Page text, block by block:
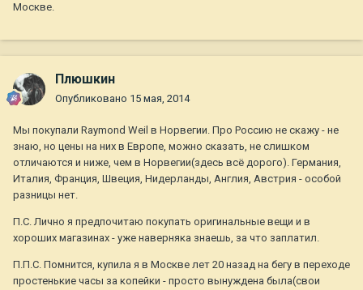
Москве.
Плюшкин
Опубликовано 15 мая, 2014
Мы покупали Raymond Weil в Норвегии. Про Россию не скажу - не
знаю, но цены на них в Европе, можно сказать, не слишком
отличаются и ниже, чем в Норвегии(здесь всё дорого). Германия,
Италия, Франция, Швеция, Нидерланды, Англия, Австрия - особой
разницы нет.
П.С. Лично я предпочитаю покупать оригинальные вещи и в
хороших магазинах - уже наверняка знаешь, за что заплатил.
П.П.С. Помнится, купила я в Москве лет 20 назад на бегу в переходе
простенькие часы за копейки - просто вынуждена была(свои